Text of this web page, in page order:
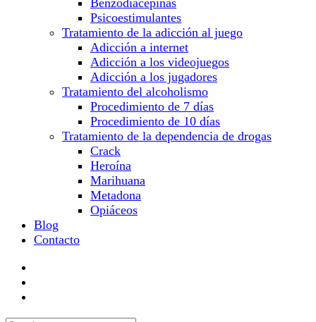
Benzodiacepinas
Psicoestimulantes
Tratamiento de la adicción al juego
Adicción a internet
Adicción a los videojuegos
Adicción a los jugadores
Tratamiento del alcoholismo
Procedimiento de 7 días
Procedimiento de 10 días
Tratamiento de la dependencia de drogas
Crack
Heroína
Marihuana
Metadona
Opiáceos
Blog
Contacto